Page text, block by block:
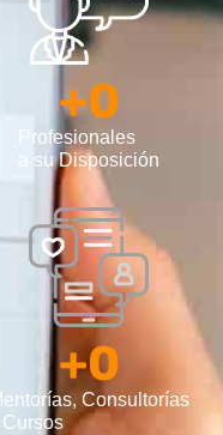
Profesionales
a su Disposición
+0
Consultorías
+0